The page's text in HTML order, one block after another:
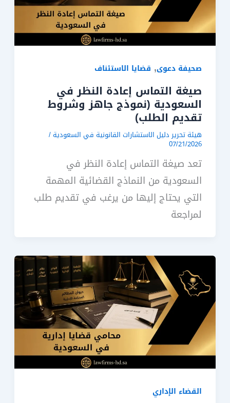
صحيفة دعوى, قضايا الاستئناف
صيغة التماس إعادة النظر في
السعودية (نموذج جاهز وشروط
تقديم الطلب)
هيئة تحرير دليل الاستشارات القانونية في السعودية /
07/21/2026
تعد صيغة التماس إعادة النظر في
السعودية من النماذج القضائية المهمة
التي يحتاج إليها من يرغب في تقديم طلب
لمراجعة
القضاء الإداري